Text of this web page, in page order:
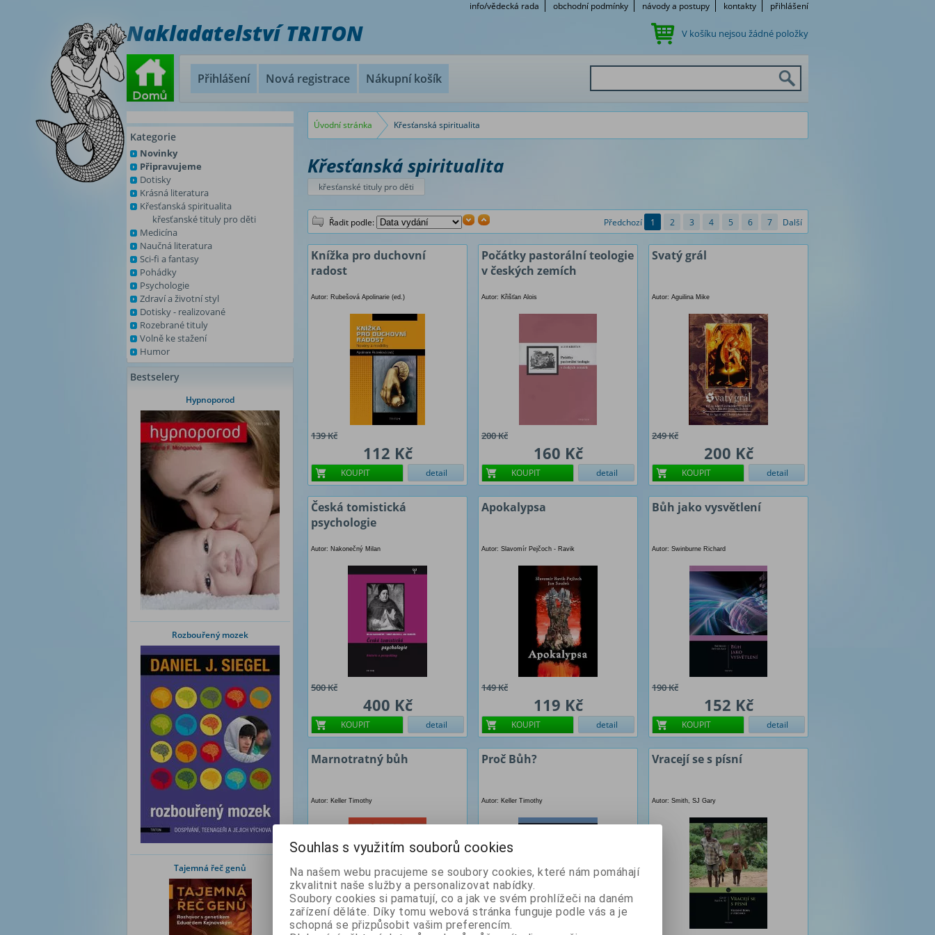
info/vědecká rada obchodní podmínky návody a postupy kontakty přihlášení
Nakladatelství TRITON V košíku nejsou žádné položky
Přihlášení Nová registrace Nákupní košík
Kategorie
Novinky
Připravujeme
Dotisky
Krásná literatura
Křesťanská spiritualita
křesťanské tituly pro děti
Medicína
Naučná literatura
Sci-fi a fantasy
Pohádky
Psychologie
Zdraví a životní styl
Dotisky - realizované
Rozebrané tituly
Volně ke stažení
Humor
Bestselery
Hypnoporod
Rozbouřený mozek
Tajemná řeč genů
Úvodní stránka Křesťanská spiritualita
Křesťanská spiritualita
křesťanské tituly pro děti
Řadit podle: Předchozí 1 2 3 4 5 6 7 Další
Knížka pro duchovní
radost
Autor: Rubešová Apolinarie (ed.)
139 Kč
112 Kč
KOUPIT detail
Počátky pastorální teologie
v českých zemích
Autor: Křišťan Alois
200 Kč
160 Kč
KOUPIT detail
Svatý grál
Autor: Aguilina Mike
249 Kč
200 Kč
KOUPIT detail
Česká tomistická
psychologie
Autor: Nakonečný Milan
500 Kč
400 Kč
KOUPIT detail
Apokalypsa
Autor: Slavomír Pejčoch - Ravik
149 Kč
119 Kč
KOUPIT detail
Bůh jako vysvětlení
Autor: Swinburne Richard
190 Kč
152 Kč
KOUPIT detail
Marnotratný bůh
Autor: Keller Timothy
Proč Bůh?
Autor: Keller Timothy
Vracejí se s písní
Autor: Smith, SJ Gary
Souhlas s využitím souborů cookies
Na našem webu pracujeme se soubory cookies, které nám pomáhají
zkvalitnit naše služby a personalizovat nabídky.
Soubory cookies si pamatují, co a jak ve svém prohlížeči na daném
zařízení děláte. Díky tomu webová stránka funguje podle vás a je
schopná se přizpůsobit vašim preferencím.